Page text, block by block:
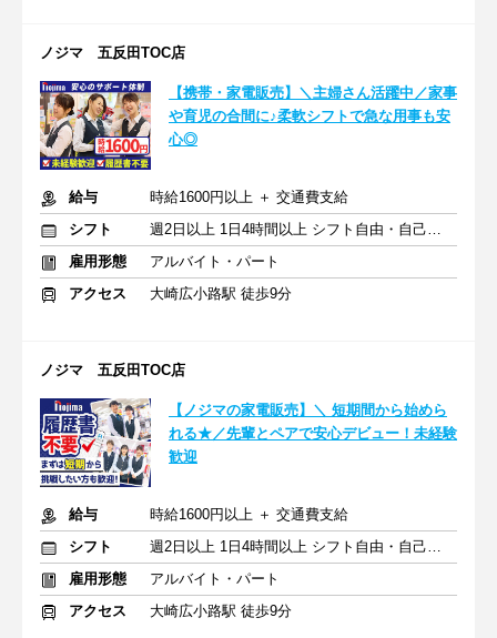
ノジマ 五反田TOC店
【携帯・家電販売】＼主婦さん活躍中／家事
や育児の合間に♪柔軟シフトで急な用事も安
心◎
給与
時給1600円以上 ＋ 交通費支給
シフト
週2日以上 1日4時間以上 シフト自由・自己申告
雇用形態
アルバイト・パート
アクセス
大崎広小路駅 徒歩9分
ノジマ 五反田TOC店
【ノジマの家電販売】＼ 短期間から始めら
れる★／先輩とペアで安心デビュー！未経験
歓迎
給与
時給1600円以上 ＋ 交通費支給
シフト
週2日以上 1日4時間以上 シフト自由・自己申告
雇用形態
アルバイト・パート
アクセス
大崎広小路駅 徒歩9分